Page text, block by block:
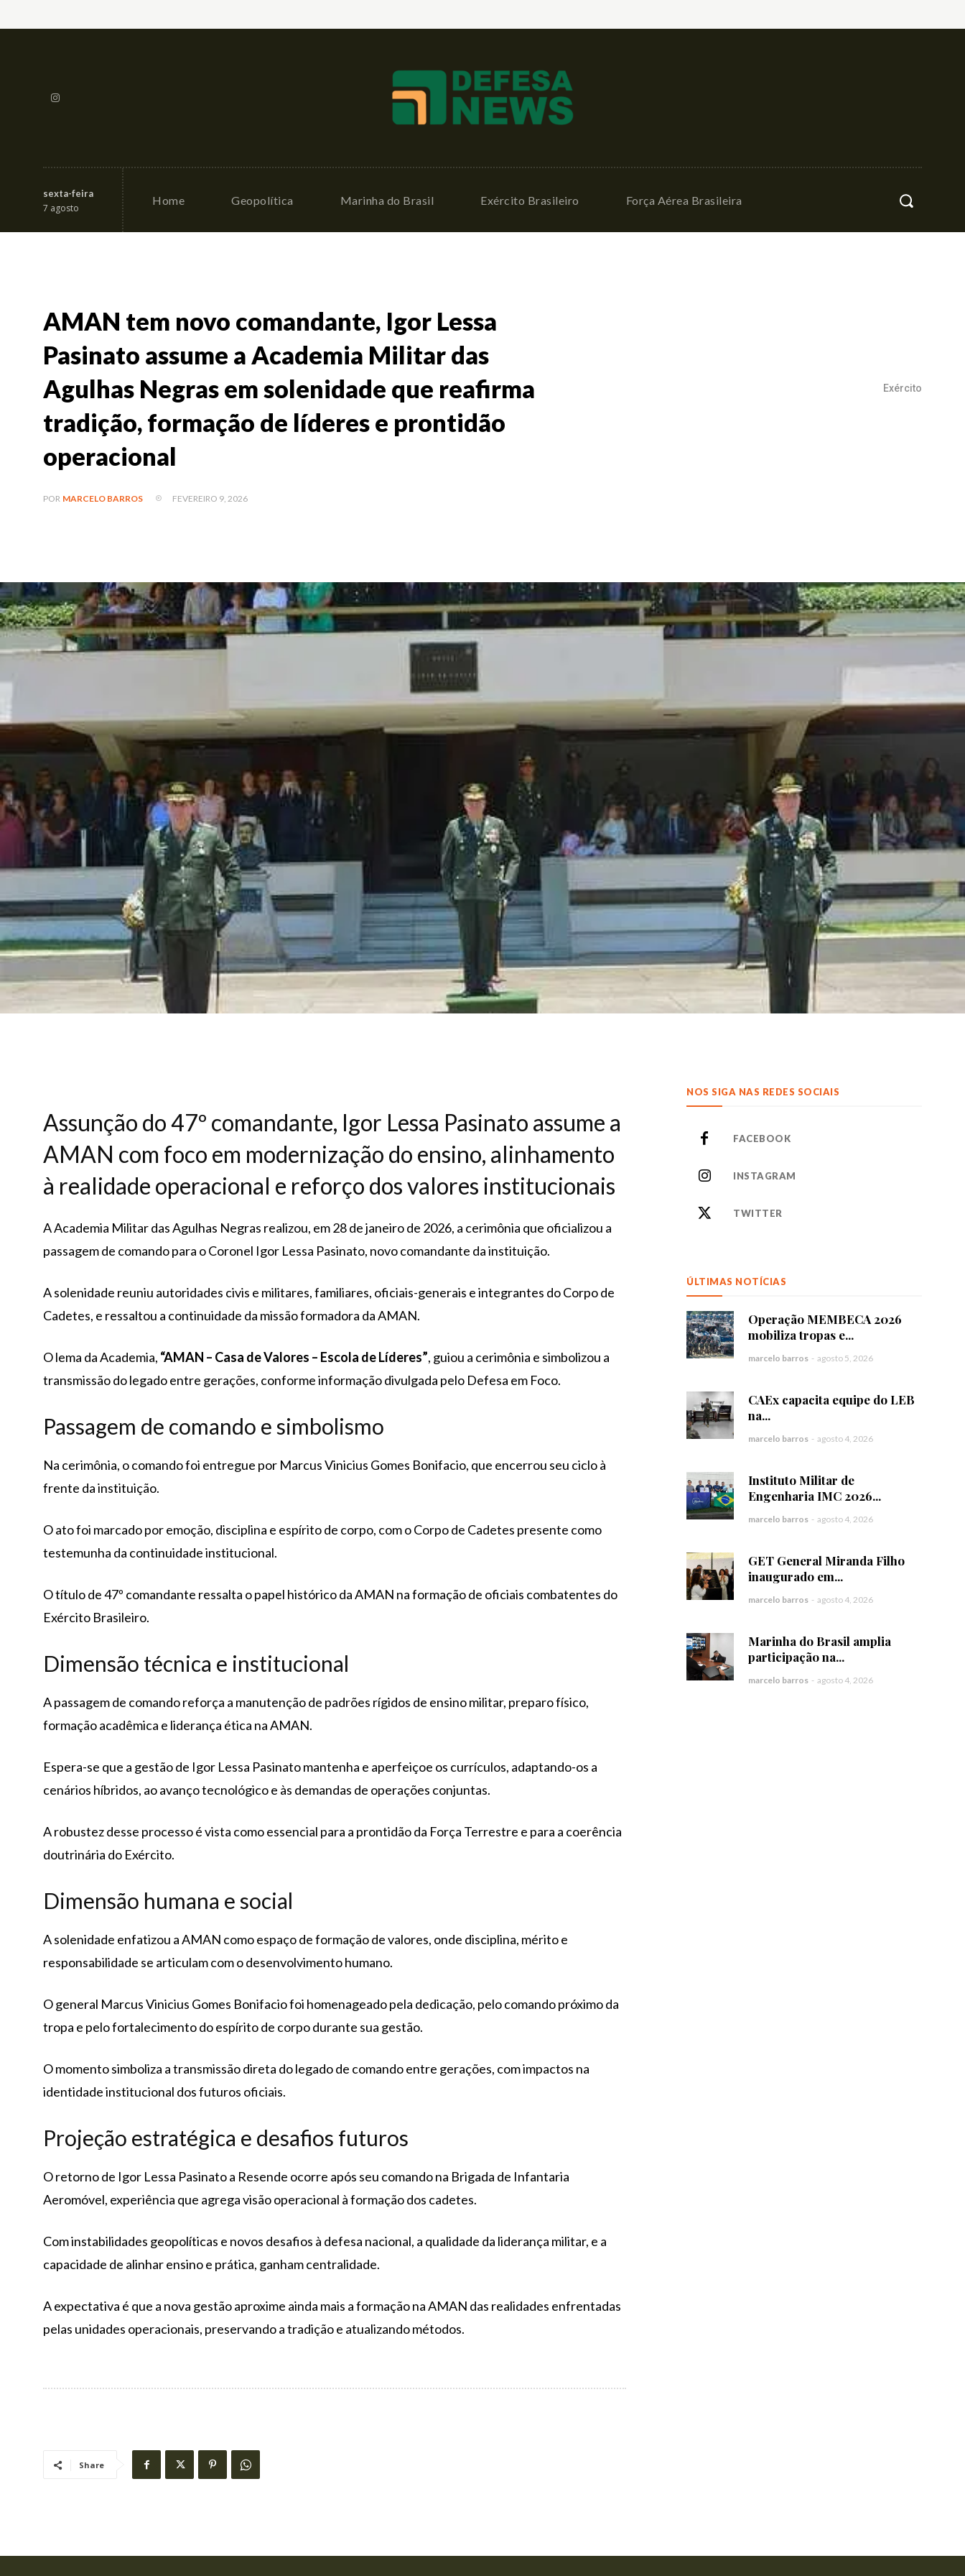
sexta-feira
7 agosto
Home Geopolítica Marinha do Brasil Exército Brasileiro Força Aérea Brasileira
AMAN tem novo comandante, Igor Lessa
Pasinato assume a Academia Militar das
Agulhas Negras em solenidade que reafirma
tradição, formação de líderes e prontidão
operacional
Exército
POR MARCELO BARROS FEVEREIRO 9, 2026
Assunção do 47º comandante, Igor Lessa Pasinato assume a
AMAN com foco em modernização do ensino, alinhamento
à realidade operacional e reforço dos valores institucionais
A Academia Militar das Agulhas Negras realizou, em 28 de janeiro de 2026, a cerimônia que oficializou a
passagem de comando para o Coronel Igor Lessa Pasinato, novo comandante da instituição.
A solenidade reuniu autoridades civis e militares, familiares, oficiais-generais e integrantes do Corpo de
Cadetes, e ressaltou a continuidade da missão formadora da AMAN.
O lema da Academia, “AMAN – Casa de Valores – Escola de Líderes”, guiou a cerimônia e simbolizou a
transmissão do legado entre gerações, conforme informação divulgada pelo Defesa em Foco.
Passagem de comando e simbolismo
Na cerimônia, o comando foi entregue por Marcus Vinicius Gomes Bonifacio, que encerrou seu ciclo à
frente da instituição.
O ato foi marcado por emoção, disciplina e espírito de corpo, com o Corpo de Cadetes presente como
testemunha da continuidade institucional.
O título de 47º comandante ressalta o papel histórico da AMAN na formação de oficiais combatentes do
Exército Brasileiro.
Dimensão técnica e institucional
A passagem de comando reforça a manutenção de padrões rígidos de ensino militar, preparo físico,
formação acadêmica e liderança ética na AMAN.
Espera-se que a gestão de Igor Lessa Pasinato mantenha e aperfeiçoe os currículos, adaptando-os a
cenários híbridos, ao avanço tecnológico e às demandas de operações conjuntas.
A robustez desse processo é vista como essencial para a prontidão da Força Terrestre e para a coerência
doutrinária do Exército.
Dimensão humana e social
A solenidade enfatizou a AMAN como espaço de formação de valores, onde disciplina, mérito e
responsabilidade se articulam com o desenvolvimento humano.
O general Marcus Vinicius Gomes Bonifacio foi homenageado pela dedicação, pelo comando próximo da
tropa e pelo fortalecimento do espírito de corpo durante sua gestão.
O momento simboliza a transmissão direta do legado de comando entre gerações, com impactos na
identidade institucional dos futuros oficiais.
Projeção estratégica e desafios futuros
O retorno de Igor Lessa Pasinato a Resende ocorre após seu comando na Brigada de Infantaria
Aeromóvel, experiência que agrega visão operacional à formação dos cadetes.
Com instabilidades geopolíticas e novos desafios à defesa nacional, a qualidade da liderança militar, e a
capacidade de alinhar ensino e prática, ganham centralidade.
A expectativa é que a nova gestão aproxime ainda mais a formação na AMAN das realidades enfrentadas
pelas unidades operacionais, preservando a tradição e atualizando métodos.
Share
NOS SIGA NAS REDES SOCIAIS
FACEBOOK
INSTAGRAM
TWITTER
ÚLTIMAS NOTÍCIAS
Operação MEMBECA 2026
mobiliza tropas e...
marcelo barros - agosto 5, 2026
CAEx capacita equipe do LEB
na...
marcelo barros - agosto 4, 2026
Instituto Militar de
Engenharia IMC 2026...
marcelo barros - agosto 4, 2026
GET General Miranda Filho
inaugurado em...
marcelo barros - agosto 4, 2026
Marinha do Brasil amplia
participação na...
marcelo barros - agosto 4, 2026